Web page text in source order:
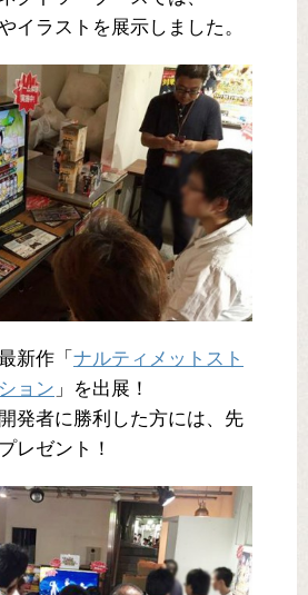
イラストを展示しました。
新作「 ナルティメットスト
ョン 」を出展！
発者に勝利した方には、先
レゼント！